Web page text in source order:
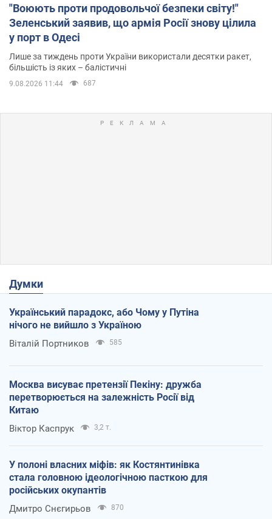
"Воюють проти продовольчої безпеки світу!"
Зеленський заявив, що армія Росії знову цілила
у порт в Одесі
Лише за тиждень проти України використали десятки ракет,
більшість із яких – балістичні
9.08.2026 11:44 687
Думки
Український парадокс, або Чому у Путіна
нічого не вийшло з Україною
Віталій Портников 585
Москва висуває претензії Пекіну: дружба
перетворюється на залежність Росії від
Китаю
Віктор Каспрук 3,2 т.
У полоні власних міфів: як Костянтинівка
стала головною ідеологічною пасткою для
російських окупантів
Дмитро Снєгирьов 870